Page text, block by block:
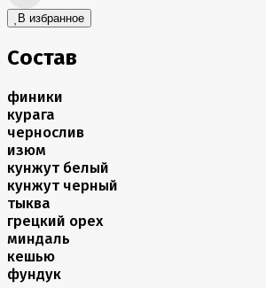
В избранное
Состав
финики
курага
чернослив
изюм
кунжут белый
кунжут черный
тыква
грецкий орех
миндаль
кешью
фундук